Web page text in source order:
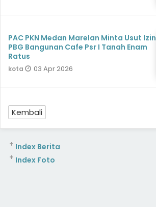
PAC PKN Medan Marelan Minta Usut Izin
PBG Bangunan Cafe Psr I Tanah Enam
Ratus
kota 03 Apr 2026
Kembali
Index Berita
+
Index Foto
+